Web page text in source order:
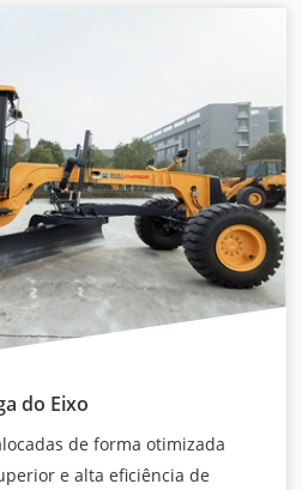
do Eixo
de forma otimizada
e alta eficiência de